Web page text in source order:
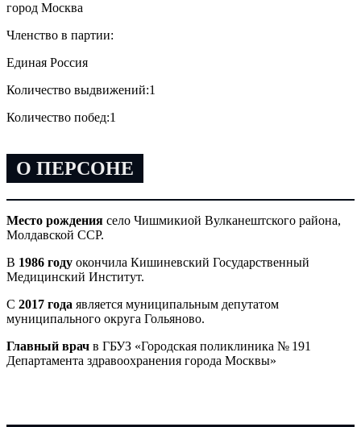
город Москва
Членство в партии:
Единая Россия
Количество выдвижений:1
Количество побед:1
О ПЕРСОНЕ
Место рождения село Чишмикиой Вулканештского района,
Молдавской ССР.
В 1986 году окончила Кишиневский Государственный
Медицинский Институт.
С 2017 года является муниципальным депутатом
муниципального округа Гольяново.
Главный врач в ГБУЗ «Городская поликлиника № 191
Департамента здравоохранения города Москвы»